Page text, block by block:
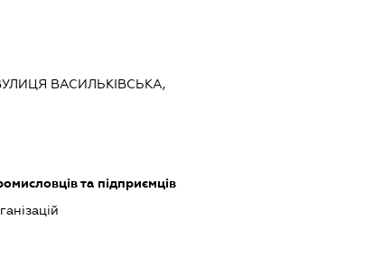
ВАСИЛЬКІВСЬКА,
та підприємців